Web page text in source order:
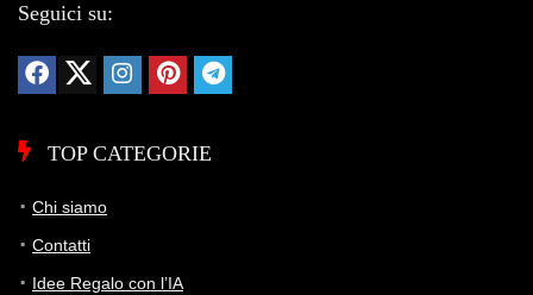
Seguici su:
TOP CATEGORIE
Chi siamo
Contatti
Idee Regalo con l’IA